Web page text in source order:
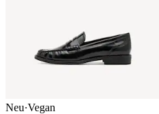
Neu·Vegan